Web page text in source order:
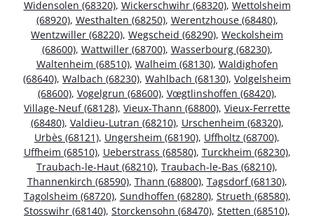
Widensolen (68320), Wickerschwihr (68320), Wettolsheim
(68920), Westhalten (68250), Werentzhouse (68480),
Wentzwiller (68220), Wegscheid (68290), Weckolsheim
(68600), Wattwiller (68700), Wasserbourg (68230),
Waltenheim (68510), Walheim (68130), Waldighofen
(68640), Walbach (68230), Wahlbach (68130), Volgelsheim
(68600), Vogelgrun (68600), Vœgtlinshoffen (68420),
Village-Neuf (68128), Vieux-Thann (68800), Vieux-Ferrette
(68480), Valdieu-Lutran (68210), Urschenheim (68320),
Urbès (68121), Ungersheim (68190), Uffholtz (68700),
Uffheim (68510), Ueberstrass (68580), Turckheim (68230),
Traubach-le-Haut (68210), Traubach-le-Bas (68210),
Thannenkirch (68590), Thann (68800), Tagsdorf (68130),
Tagolsheim (68720), Sundhoffen (68280), Strueth (68580),
Stosswihr (68140), Storckensohn (68470), Stetten (68510),